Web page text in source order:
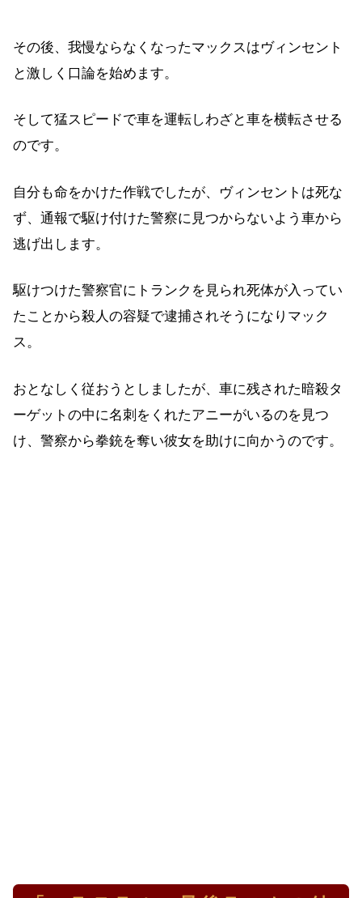
その後、我慢ならなくなったマックスはヴィンセント
と激しく口論を始めます。
そして猛スピードで車を運転しわざと車を横転させる
のです。
自分も命をかけた作戦でしたが、ヴィンセントは死な
ず、通報で駆け付けた警察に見つからないよう車から
逃げ出します。
駆けつけた警察官にトランクを見られ死体が入ってい
たことから殺人の容疑で逮捕されそうになりマック
ス。
おとなしく従おうとしましたが、車に残された暗殺タ
ーゲットの中に名刺をくれたアニーがいるのを見つ
け、警察から拳銃を奪い彼女を助けに向かうのです。